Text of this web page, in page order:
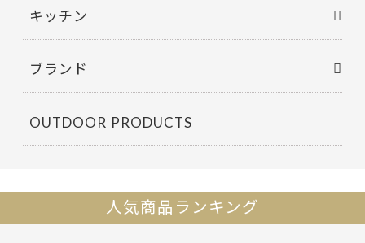
キッチン
ブランド
OUTDOOR PRODUCTS
人気商品ランキング